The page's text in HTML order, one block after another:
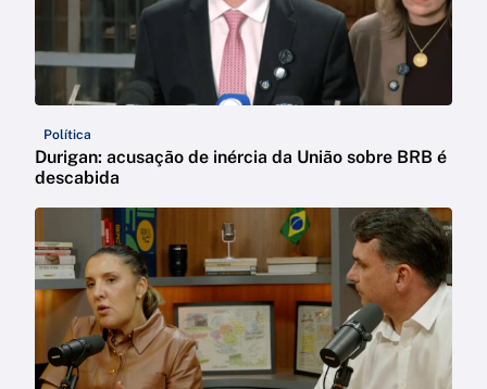
Política
Durigan: acusação de inércia da União sobre BRB é
descabida